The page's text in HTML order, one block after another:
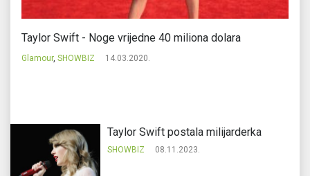
Taylor Swift - Noge vrijedne 40 miliona dolara
Glamour, SHOWBIZ 14.03.2020.
Taylor Swift postala milijarderka
SHOWBIZ 08.11.2023.